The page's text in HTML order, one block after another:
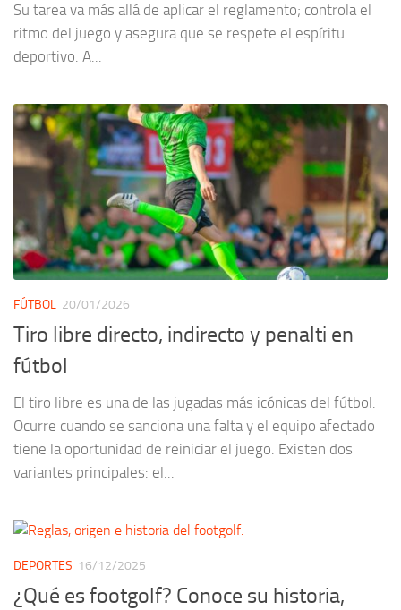
Su tarea va más allá de aplicar el reglamento; controla el
ritmo del juego y asegura que se respete el espíritu
deportivo. A...
FÚTBOL 20/01/2026
Tiro libre directo, indirecto y penalti en
fútbol
El tiro libre es una de las jugadas más icónicas del fútbol.
Ocurre cuando se sanciona una falta y el equipo afectado
tiene la oportunidad de reiniciar el juego. Existen dos
variantes principales: el...
DEPORTES 16/12/2025
¿Qué es footgolf? Conoce su historia,